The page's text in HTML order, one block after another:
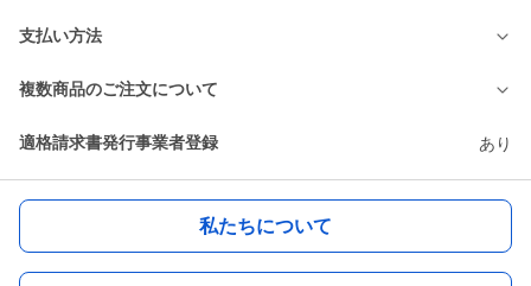
支払い方法
複数商品のご注文について
適格請求書発行事業者登録 あり
私たちについて